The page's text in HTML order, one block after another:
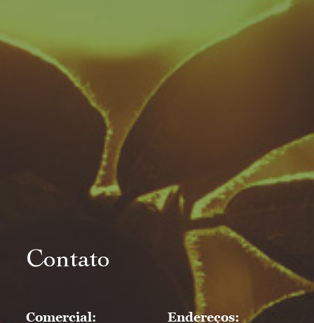
Contato
Comercial: Endereços: